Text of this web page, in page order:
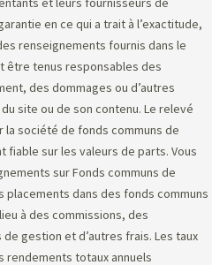
en ce qui a trait à l’exactitude,
renseignements fournis dans le
être tenus responsables des
des dommages ou d’autres
site ou de son contenu. Le relevé
société de fonds communs de
fiable sur les valeurs de parts. Vous
sur Fonds communs de
placements dans des fonds communs
à des commissions, des
gestion et d’autres frais. Les taux
rendements totaux annuels